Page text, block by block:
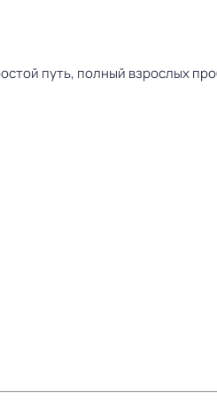
путь, полный взрослых